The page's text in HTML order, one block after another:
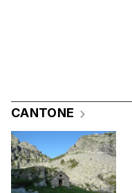
CANTONE